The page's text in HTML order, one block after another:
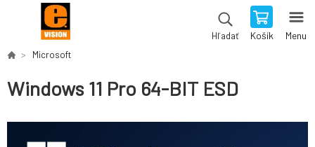
Hľadať Košík Menu
Microsoft
Windows 11 Pro 64-BIT ESD